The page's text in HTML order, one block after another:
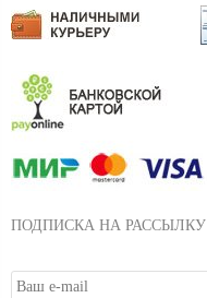
ПОДПИСКА НА РАССЫЛКУ